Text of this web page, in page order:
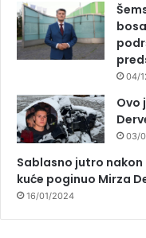
04/
Ovo
03/
Sablasno jutro nakon
kuće poginuo Mirza
16/01/2024